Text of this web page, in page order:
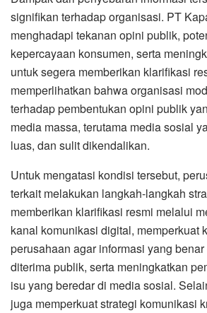
signifikan terhadap organisasi. PT
menghadapi tekanan opini publik,
kepercayaan konsumen, serta
untuk segera memberikan klarifikasi
memperlihatkan bahwa organisasi
terhadap pembentukan opini publik
media massa, terutama media sosial
luas, dan sulit dikendalikan.
Untuk mengatasi kondisi tersebut,
terkait melakukan langkah-langkah
memberikan klarifikasi resmi melalui
kanal komunikasi digital, memperkuat
perusahaan agar informasi yang
diterima publik, serta meningkatkan
isu yang beredar di media sosial.
juga memperkuat strategi komunikasi